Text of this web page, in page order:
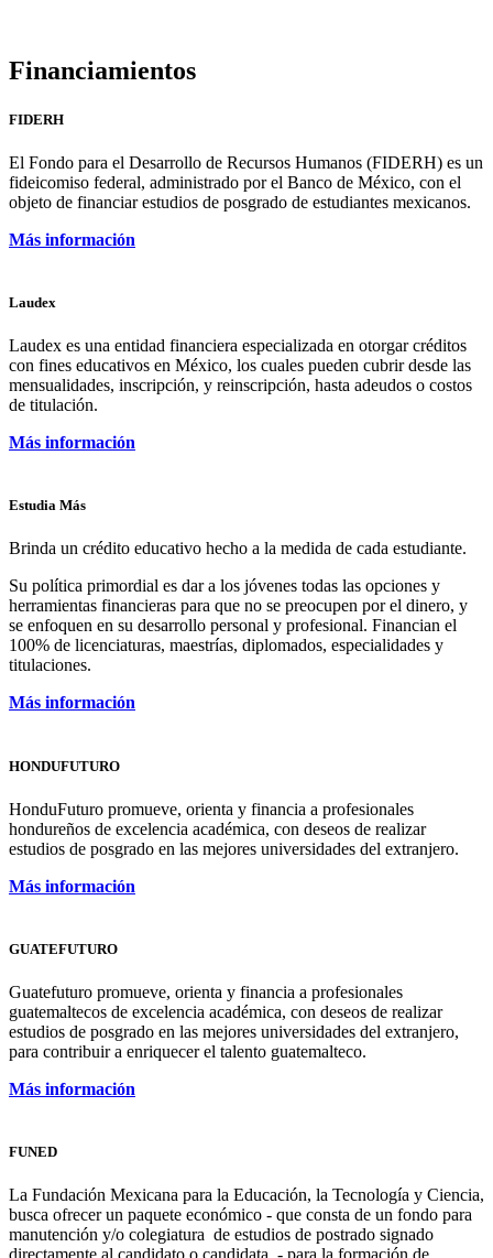
Financiamientos
FIDERH
El Fondo para el Desarrollo de Recursos Humanos (FIDERH) es un
fideicomiso federal, administrado por el Banco de México, con el
objeto de financiar estudios de posgrado de estudiantes mexicanos.
Más información
Laudex
Laudex es una entidad financiera especializada en otorgar créditos
con fines educativos en México, los cuales pueden cubrir desde las
mensualidades, inscripción, y reinscripción, hasta adeudos o costos
de titulación.
Más información
Estudia Más
Brinda un crédito educativo hecho a la medida de cada estudiante.
Su política primordial es dar a los jóvenes todas las opciones y
herramientas financieras para que no se preocupen por el dinero, y
se enfoquen en su desarrollo personal y profesional. Financian el
100% de licenciaturas, maestrías, diplomados, especialidades y
titulaciones.
Más información
HONDUFUTURO
HonduFuturo promueve, orienta y financia a profesionales
hondureños de excelencia académica, con deseos de realizar
estudios de posgrado en las mejores universidades del extranjero.
Más información
GUATEFUTURO
Guatefuturo promueve, orienta y financia a profesionales
guatemaltecos de excelencia académica, con deseos de realizar
estudios de posgrado en las mejores universidades del extranjero,
para contribuir a enriquecer el talento guatemalteco.
Más información
FUNED
La Fundación Mexicana para la Educación, la Tecnología y Ciencia,
busca ofrecer un paquete económico - que consta de un fondo para
manutención y/o colegiatura de estudios de postrado signado